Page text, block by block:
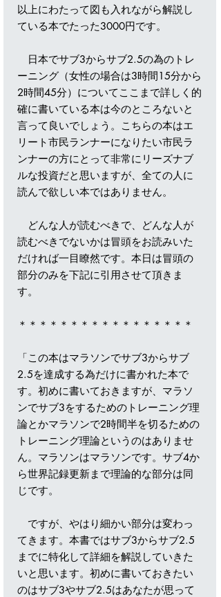
以上にわたって図も入れながら解説し
ている本でたった3000円です。
日本でサブ3からサブ2.5の為のトレ
ーニング（女性の場合は3時間15分から
2時間45分）についてここまで詳しく的
確に書いている本は今のところないと
言って良いでしょう。こちらの本はエ
リート市民ランナーになりたい市民ラ
ンナーの方にとって非常にリーズナブ
ルな投資だと思いますが、全ての人に
読んで欲しい本ではありません。
どんな人が読むべきで、どんな人が
読むべきでないかは冒頭をお読みいた
だければ一目瞭然です。本日は冒頭の
部分のみを下記に引用させて頂きま
す。
＊＊＊＊＊＊＊＊＊＊＊＊＊＊＊＊＊
「この本はマラソンでサブ3からサブ
2.5を達成する為だけに書かれた本で
す。初めに書いておきますが、マラソ
ンでサブ3をするためのトレーニング理
論とかマラソンで2時間半を切るための
トレーニング理論というのはありませ
ん。マラソンはマラソンです。サブ4か
ら世界記録更新まで理論的な部分は同
じです。
ですが、やはり細かい部分は変わっ
てきます。本書ではサブ3からサブ2.5
までに特化して詳細を解説していきた
いと思います。初めに書いておきたい
のはサブ3やサブ2.5はあなたが思って